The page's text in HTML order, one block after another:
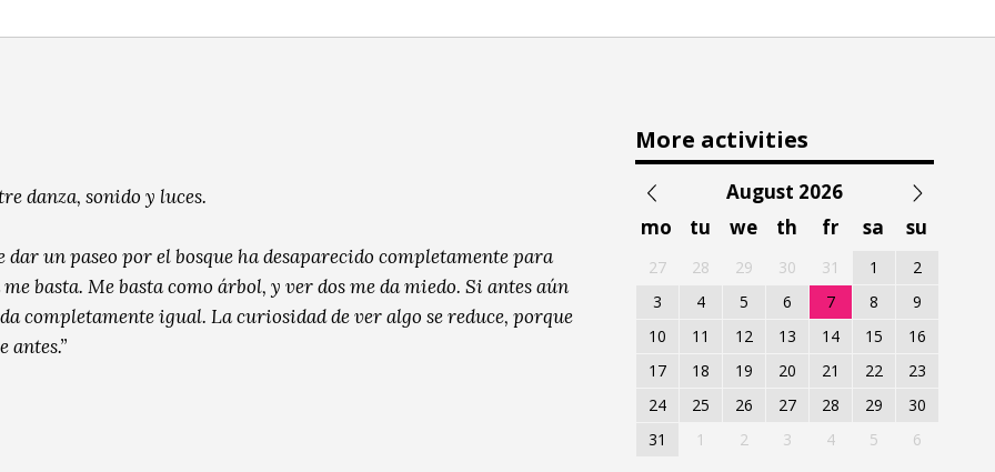
danza, sonido y luces.
un paseo por el bosque ha desaparecido completamente para
basta. Me basta como árbol, y ver dos me da miedo. Si antes aún
completamente igual. La curiosidad de ver algo se reduce, porque
antes.”
More activities
August 2026
mo
tu we th fr sa su
27 28 29 30 31 1
2
3
4 5 6 7 8
9
10
11 12 13 14 15
16
17
18 19 20 21 22
23
24
25 26 27 28 29
30
31
1 2 3 4 5 6